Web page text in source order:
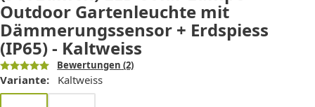
Outdoor Gartenleuchte mit
Dämmerungssensor + Erdspiess
(IP65) - Kaltweiss
Bewertungen (2)
Variante: Kaltweiss